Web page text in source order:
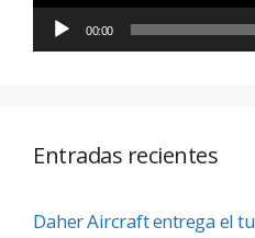
00:00
Entradas recientes
Daher Aircraft entrega el